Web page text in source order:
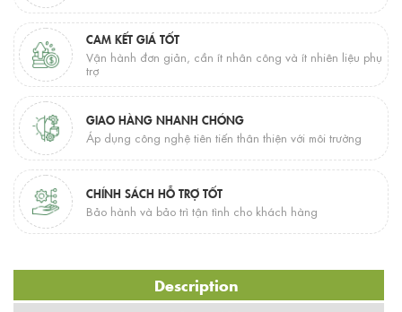
CAM KẾT GIÁ TỐT
Vận hành đơn giản, cần ít nhân công và ít nhiên liệu phụ
trợ
GIAO HÀNG NHANH CHÓNG
Áp dụng công nghệ tiên tiến thân thiện với môi trường
CHÍNH SÁCH HỖ TRỢ TỐT
Bảo hành và bảo trì tận tình cho khách hàng
Description